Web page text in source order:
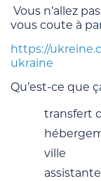
Vous n’allez
vous coute à
https://
ukraine
Qu’est-ce que
transfert
ville